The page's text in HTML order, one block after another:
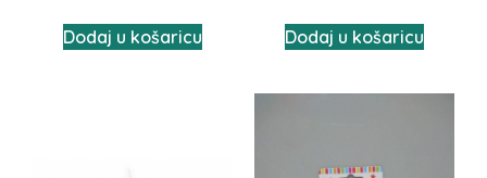
Dodaj u košaricu Dodaj u košaricu